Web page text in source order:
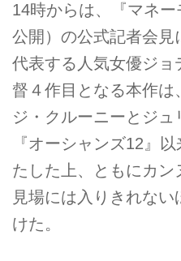
14時からは、『マネ
公開）の公式記者会見
代表する人気女優ジョ
督４作目となる本作は
ジ・クルーニーとジュ
『オーシャンズ12』
たした上、ともにカ
見場には入りきれな
けた。